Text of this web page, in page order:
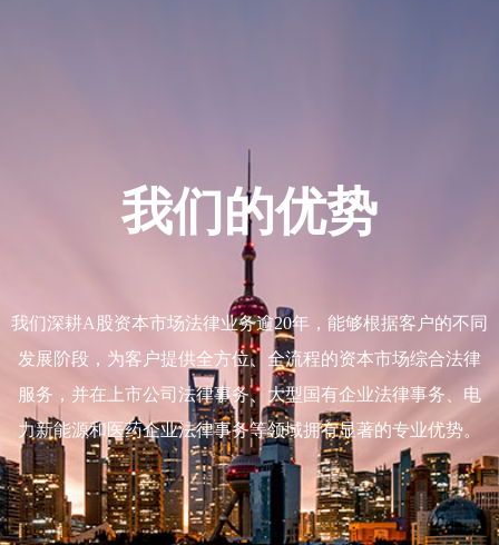
我们的优势
我们深耕A股资本市场法律业务逾20年，能够根据客户的不同
发展阶段，为客户提供全方位、全流程的资本市场综合法律
服务，并在上市公司法律事务、大型国有企业法律事务、电
力新能源和医药企业法律事务等领域拥有显著的专业优势。